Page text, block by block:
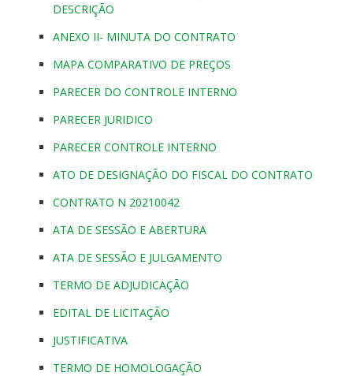
DESCRIÇÃO
ANEXO II- MINUTA DO CONTRATO
MAPA COMPARATIVO DE PREÇOS
PARECER DO CONTROLE INTERNO
PARECER JURIDICO
PARECER CONTROLE INTERNO
ATO DE DESIGNAÇÃO DO FISCAL DO CONTRATO
CONTRATO N 20210042
ATA DE SESSÃO E ABERTURA
ATA DE SESSÃO E JULGAMENTO
TERMO DE ADJUDICAÇÃO
EDITAL DE LICITAÇÃO
JUSTIFICATIVA
TERMO DE HOMOLOGAÇÃO